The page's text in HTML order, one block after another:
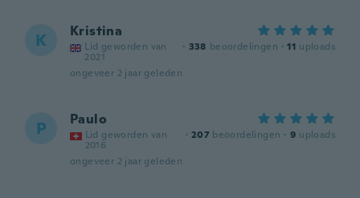
K Kristina
Lid geworden van
2021
· 338 beoordelingen · 11 uploads
ongeveer 2 jaar geleden
P Paulo
Lid geworden van
2016
· 207 beoordelingen · 9 uploads
ongeveer 2 jaar geleden